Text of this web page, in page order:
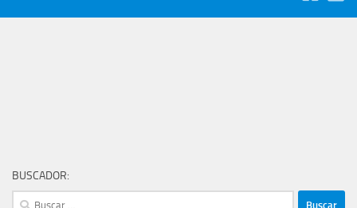
BUSCADOR:
Buscar: